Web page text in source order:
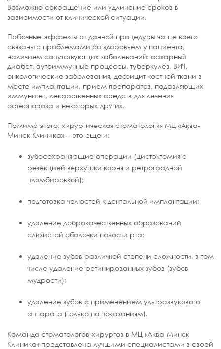
Возможно сокращение или удлинение сроков в
зависимости от клинической ситуации.
Побочные эффекты от данной процедуры чаще всего
связаны с проблемами со здоровьем у пациента,
наличием сопутствующих заболеваний: сахарный
диабет, аутоиммунные процессы, туберкулез, ВИЧ,
онкологические заболевания, дефицит костной ткани в
месте имплантации, прием препаратов, подавляющих
иммунитет, лекарственных средств для лечения
остеопороза и некоторых других.
Помимо этого, хирургическая стоматология МЦ «Аква-
Минск Клиника» ‒ это еще и:
зубосохраняющие операции (цистэктомия с
резекцией верхушки корня и ретроградной
пломбировкой);
подготовка челюстей к дентальной имплантации;
удаление доброкачественных образований
слизистой оболочки полости рта;
удаление зубов различной степени сложности, в том
числе удаление ретинированных зубов (зубов
мудрости);
удаление зубов с применением ультразвукового
аппарата (только по показаниям).
Команда стоматологов-хирургов в МЦ «Аква-Минск
Клиника» представлена лучшими специалистами в своей